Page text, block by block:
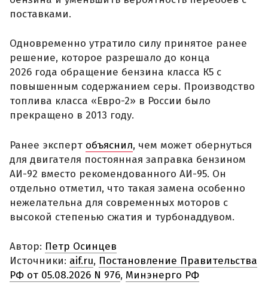
поставками.
Одновременно утратило силу принятое ранее
решение, которое разрешало до конца
2026 года обращение бензина класса К5 с
повышенным содержанием серы. Производство
топлива класса «Евро-2» в России было
прекращено в 2013 году.
Ранее эксперт объяснил, чем может обернуться
для двигателя постоянная заправка бензином
АИ-92 вместо рекомендованного АИ-95. Он
отдельно отметил, что такая замена особенно
нежелательна для современных моторов с
высокой степенью сжатия и турбонаддувом.
Автор: Петр Осинцев
Источники: aif.ru, Постановление Правительства
РФ от 05.08.2026 N 976, Минэнерго РФ